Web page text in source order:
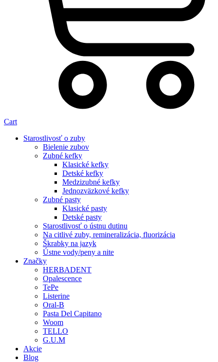
Cart
Starostlivosť o zuby
Bielenie zubov
Zubné kefky
Klasické kefky
Detské kefky
Medzizubné kefky
Jednozväzkové kefky
Zubné pasty
Klasické pasty
Detské pasty
Starostlivosť o ústnu dutinu
Na citlivé zuby, remineralizácia, fluorizácia
Škrabky na jazyk
Ústne vody/peny a nite
Značky
HERBADENT
Opalescence
TePe
Listerine
Oral-B
Pasta Del Capitano
Woom
TELLO
G.U.M
Akcie
Blog